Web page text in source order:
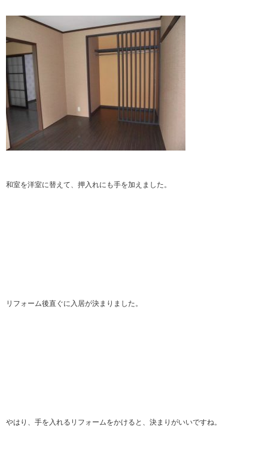
和室を洋室に替えて、押入れにも手を加えました。
リフォーム後直ぐに入居が決まりました。
やはり、手を入れるリフォームをかけると、決まりがいいですね。